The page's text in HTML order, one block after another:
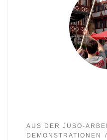
AUS DER JUSO-
DEMONSTRATIONEN